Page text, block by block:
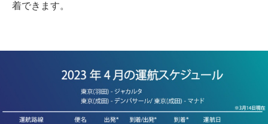
着できます。